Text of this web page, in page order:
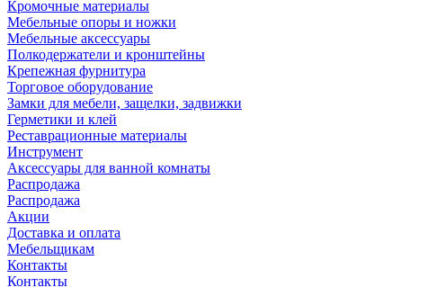
Кромочные материалы
Мебельные опоры и ножки
Мебельные аксессуары
Полкодержатели и кронштейны
Крепежная фурнитура
Торговое оборудование
Замки для мебели, защелки, задвижки
Герметики и клей
Реставрационные материалы
Инструмент
Аксессуары для ванной комнаты
Распродажа
Распродажа
Акции
Доставка и оплата
Мебельщикам
Контакты
Контакты